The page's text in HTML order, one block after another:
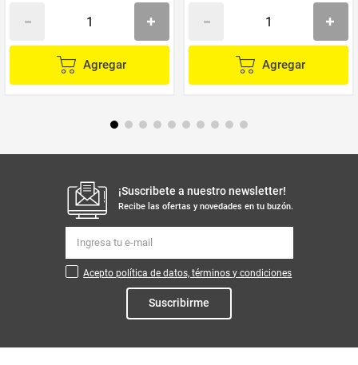
Agregar Agregar
¡Suscribete a nuestro newsletter!
Recibe las ofertas y novedades en tu buzón.
Acepto política de datos, términos y condiciones
Suscribirme